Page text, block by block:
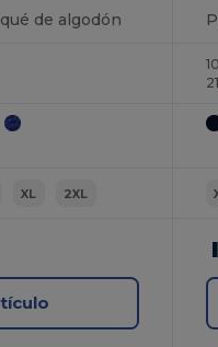
de algodón
XL 2XL